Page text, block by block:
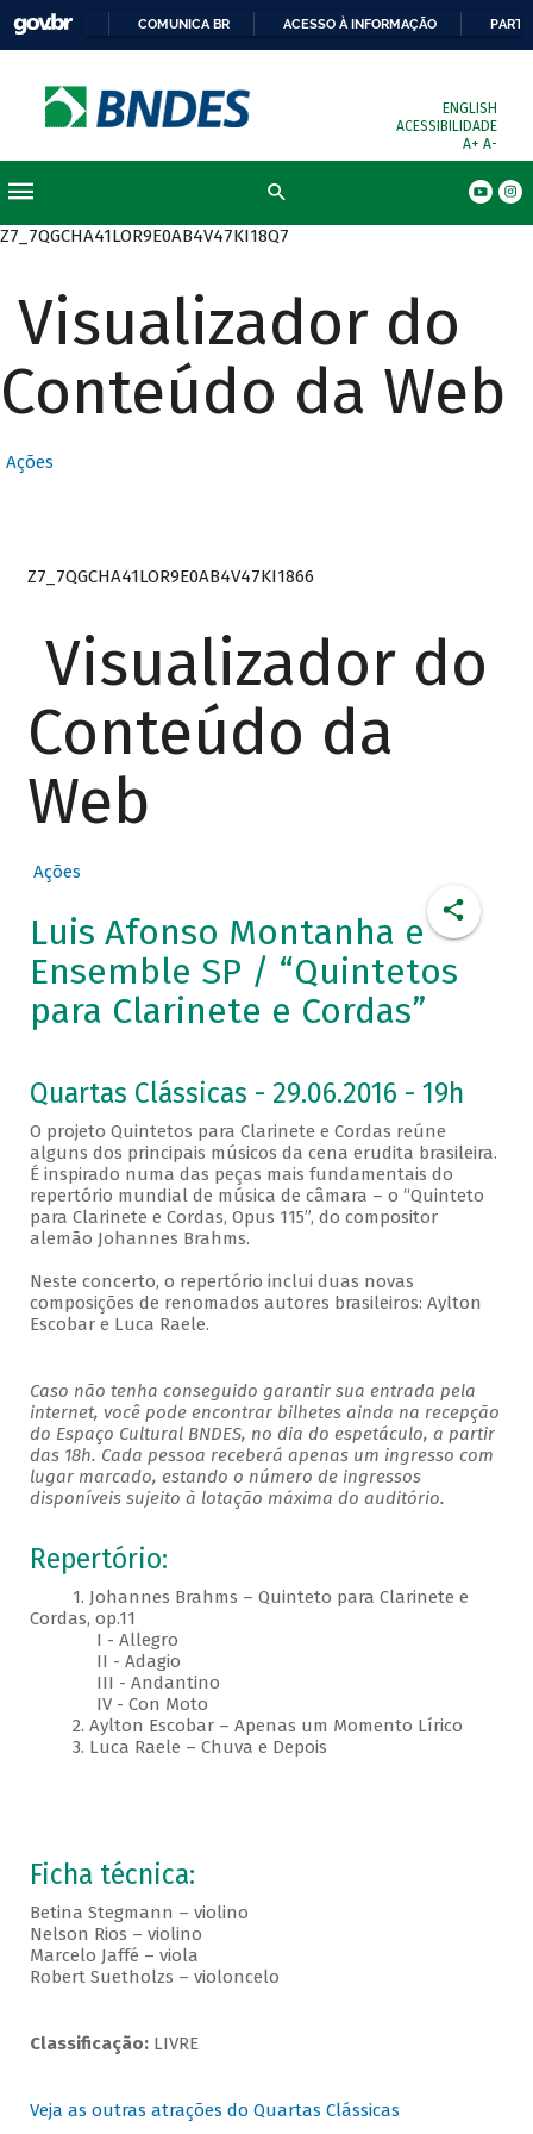
COMUNICA BR ACESSO À INFORMAÇÃO
ENGLISH
ACESSIBILIDADE
A+ A-
Z7_7QGCHA41LOR9E0AB4V47KI18Q7
Visualizador do
Conteúdo da Web
Ações
Z7_7QGCHA41LOR9E0AB4V47KI1866
Visualizador do
Conteúdo da
Web
Ações
Luis Afonso Montanha e
Ensemble SP / “Quintetos
para Clarinete e Cordas”
Quartas Clássicas - 29.06.2016 - 19h
O projeto Quintetos para Clarinete e Cordas reúne
alguns dos principais músicos da cena erudita brasileira.
É inspirado numa das peças mais fundamentais do
repertório mundial de música de câmara – o “Quinteto
para Clarinete e Cordas, Opus 115”, do compositor
alemão Johannes Brahms.
Neste concerto, o repertório inclui duas novas
composições de renomados autores brasileiros: Aylton
Escobar e Luca Raele.
Caso não tenha conseguido garantir sua entrada pela
internet, você pode encontrar bilhetes ainda na recepção
do Espaço Cultural BNDES, no dia do espetáculo, a partir
das 18h. Cada pessoa receberá apenas um ingresso com
lugar marcado, estando o número de ingressos
disponíveis sujeito à lotação máxima do auditório.
Repertório:
1. Johannes Brahms – Quinteto para Clarinete e
Cordas, op.11
I - Allegro
II - Adagio
III - Andantino
IV - Con Moto
2. Aylton Escobar – Apenas um Momento Lírico
3. Luca Raele – Chuva e Depois
Ficha técnica:
Betina Stegmann – violino
Nelson Rios – violino
Marcelo Jaffé – viola
Robert Suetholzs – violoncelo
Classificação:LIVRE
Veja as outras atrações do Quartas Clássicas